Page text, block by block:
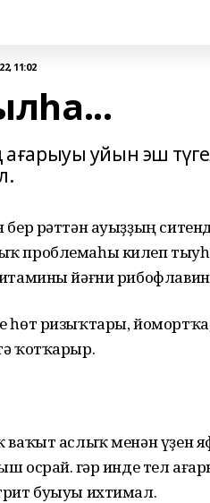
11:02
уйын эш
бер рәттән ауыҙҙың
проблемаһы килеп
йәғни
һөт ризыҡтары,
ҡотҡарыр.
ваҡыт аслыҡ менән үҙен
осрай. Әгәр инде тел
буыуы ихтимал.